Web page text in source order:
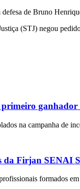
de Bruno
(STJ) negou
na campanha de
Firjan SENAI
formados